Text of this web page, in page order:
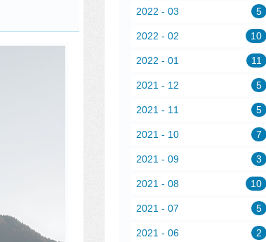
2022 - 03 5
2022 - 02 10
2022 - 01 11
2021 - 12 5
2021 - 11 5
2021 - 10 7
2021 - 09 3
2021 - 08 10
2021 - 07 5
2021 - 06 2